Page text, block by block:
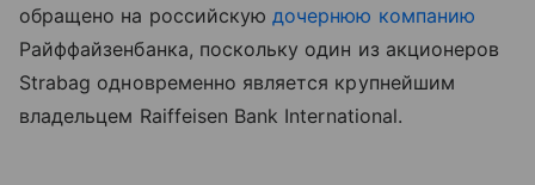
обращено на российскуюдочернюю компанию
Райффайзенбанка, поскольку один из акционеров
Strabag одновременно является крупнейшим
владельцем Raiffeisen Bank International.